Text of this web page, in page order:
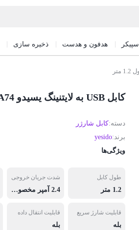
اسپیکر هدفون و هدست ذخیره سازی
کابل USB به لایتنینگ یسیدو YESIDO CA74 طول 1.2 متر
دسته:کابل شارژر
برند:yesido
ویژگی‌ها
طول کابل
1.2 متر
شدت جریان خروجی
2.4 آمپر مخصوص تبلت و موبایل
قابلیت شارژ سریع
بله
قابلیت انتقال داده
بله